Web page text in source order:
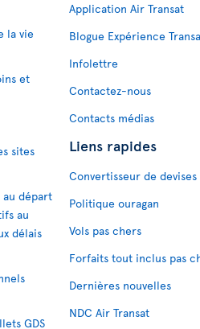
la vie
et
sites
au départ
au
délais
GDS
Application Air Transat
Blogue Expérience
Infolettre
Contactez-nous
Contacts médias
Liens rapides
Convertisseur de devises
Politique ouragan
Vols pas chers
Forfaits tout inclus pas
Dernières nouvelles
NDC Air Transat